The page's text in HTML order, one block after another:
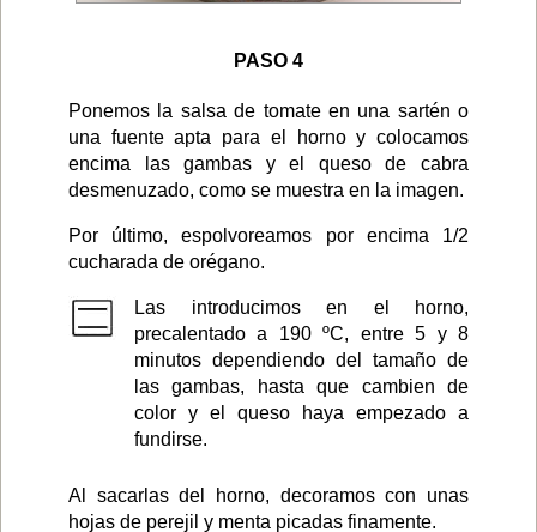
PASO 4
Ponemos la salsa de tomate en una sartén o
una fuente apta para el horno y colocamos
encima las gambas y el queso de cabra
desmenuzado, como se muestra en la imagen.
Por último, espolvoreamos por encima 1/2
cucharada de orégano.
Las introducimos en el horno,
precalentado a 190 ºC, entre 5 y 8
minutos dependiendo del tamaño de
las gambas, hasta que cambien de
color y el queso haya empezado a
fundirse.
Al sacarlas del horno, decoramos con unas
hojas de perejil y menta picadas finamente.